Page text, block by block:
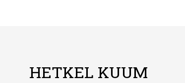
HETKEL KUUM